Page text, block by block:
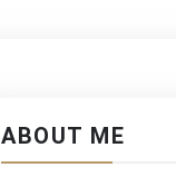
ABOUT ME